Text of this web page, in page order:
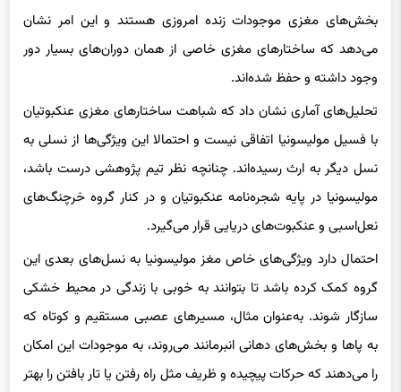
می‌دهد که ساختارهای مغزی خاصی از همان دوران‌های بسیار دور
وجود داشته و حفظ شده‌اند.
تحلیل‌های آماری نشان داد که شباهت ساختارهای مغزی عنکبوتیان
با فسیل مولیسونیا اتفاقی نیست و احتمالا این ویژگی‌ها از نسلی به
نسل دیگر به ارث رسیده‌اند. چنانچه نظر تیم پژوهشی درست باشد،
مولیسونیا در پایه شجره‌نامه عنکبوتیان و در کنار گروه خرچنگ‌های
نعل‌اسبی و عنکبوت‌های دریایی قرار می‌گیرد.
احتمال دارد ویژگی‌های خاص مغز مولیسونیا به نسل‌های بعدی این
گروه کمک کرده باشد تا بتوانند به خوبی با زندگی در محیط خشکی
سازگار شوند. به‌عنوان مثال، مسیرهای عصبی مستقیم و کوتاه که
به پاها و بخش‌های دهانی انبرمانند می‌روند، به موجودات این امکان
را می‌دهند که حرکات پیچیده و ظریف مثل راه رفتن یا تار بافتن را بهتر
و سریع‌تر انجام دهند و کنترل بهتری روی این فعالیت‌ها داشته